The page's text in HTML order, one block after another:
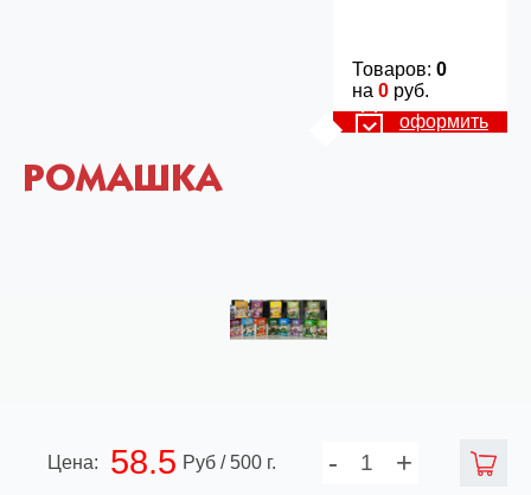
Товаров: 0
на 0 руб.
оформить
РОМАШКА
Цена: 58.5 Руб / 500 г. - +